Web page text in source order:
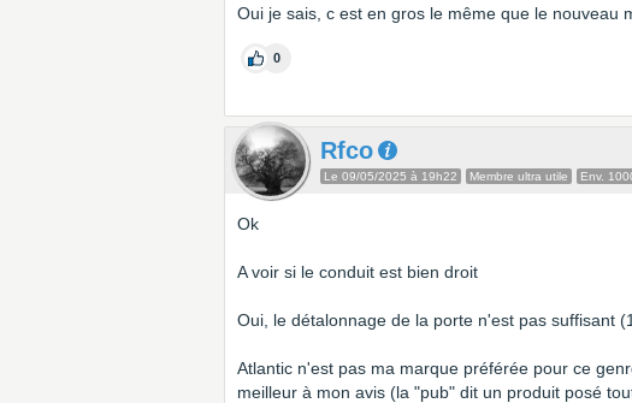
Oui je sais, c est en gros le même que le nouveau
0
Rfco
Le 09/05/2025 à 19h22 Membre ultra utile Env.
Ok
A voir si le conduit est bien droit
Oui, le détalonnage de la porte n'est pas suffisant
Atlantic n'est pas ma marque préférée pour ce
meilleur à mon avis (la "pub" dit un produit posé